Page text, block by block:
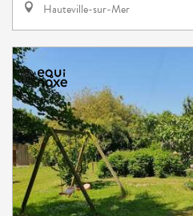
Hauteville-sur-Mer